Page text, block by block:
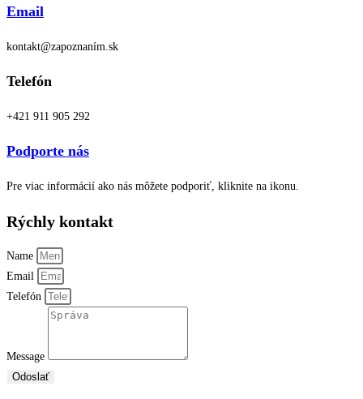
Email
kontakt@zapoznaním.sk
Telefón
+421 911 905 292
Podporte nás
Pre viac informácií ako nás môžete podporiť, kliknite na ikonu.
Rýchly kontakt
Name
Email
Telefón
Message
Odoslať